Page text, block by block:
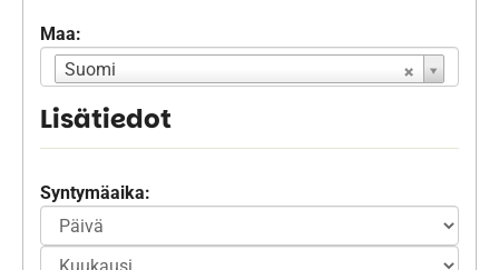
Maa:
Suomi
Lisätiedot
Syntymäaika: